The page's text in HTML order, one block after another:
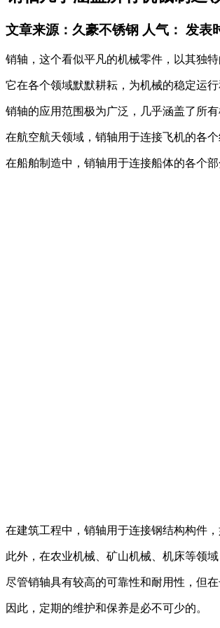
文章来源：久豪不锈钢 人气： 发表
销轴，这个看似平凡的机械零件，以其独
它在各个领域默默耕耘，为机械的稳定运
销轴的应用范围极为广泛，几乎涵盖了所有
在航空航天领域，销轴用于连接飞机的各
在船舶制造中，销轴用于连接船体的各个
在建筑工程中，销轴用于连接钢结构构件
此外，在农业机械、矿山机械、机床等领
尽管销轴具有较高的可靠性和耐用性，但
因此，定期的维护和保养是必不可少的。